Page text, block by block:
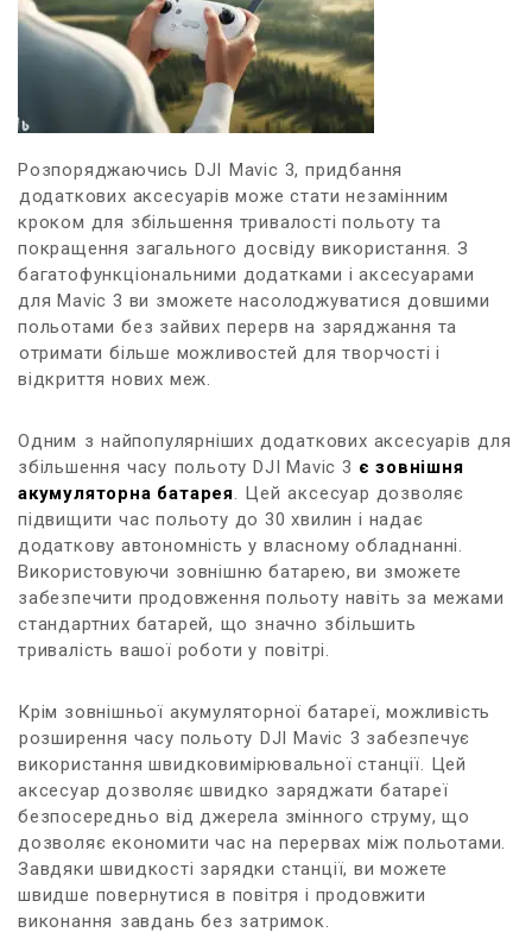
Розпоряджаючись DJI⁢ Mavic‌ 3,‍ придбання
⁢додаткових​ аксесуарів може ‌стати незамінним
кроком для збільшення тривалості польоту та
покращення загального ⁤досвіду використання. З
багатофункціональними додатками і аксесуарами
для Mavic 3 ви зможете насолоджуватися⁤ довшими
польотами без зайвих перерв на заряджання та
⁤отримати більше можливостей для творчості і
відкриття нових меж.
Одним⁤ з ⁤найпопулярніших додаткових аксесуарів ⁣для
збільшення часу⁢ польоту DJI ‌Mavic 3 є зовнішня
‌акумуляторна батарея. ⁢Цей ⁣аксесуар дозволяє
підвищити час польоту до‌ 30 хвилин і надає
додаткову автономність у власному обладнанні.
Використовуючи зовнішню батарею,‌ ви зможете
забезпечити продовження польоту навіть за межами
стандартних батарей, ⁢що значно ⁣збільшить
тривалість‍ вашої роботи у⁣ повітрі.
Крім зовнішньої акумуляторної батареї, можливість
⁤розширення часу‍ польоту⁢ DJI ‌Mavic⁣ 3 забезпечує⁤
використання швидковимірювальної станції. Цей
аксесуар дозволяє швидко заряджати батареї
безпосередньо ⁢від джерела змінного струму, що
дозволяє економити час на перервах між польотами.
Завдяки​ швидкості зарядки ‍станції, ‍ви можете
швидше повернутися ⁤в повітря і продовжити
виконання ⁤завдань без затримок.